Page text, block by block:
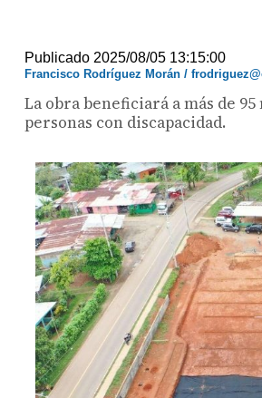
Publicado 2025/08/05 13:15:00
Francisco Rodríguez Morán /
La obra beneficiará a más de
personas con discapacidad.